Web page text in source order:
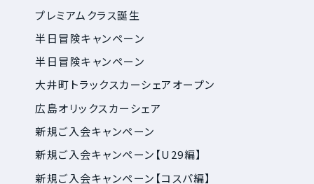
プレミアムクラス誕生
半日冒険キャンペーン
半日冒険キャンペーン
大井町トラックスカーシェアオープン
広島オリックスカーシェア
新規ご入会キャンペーン
新規ご入会キャンペーン【U29編】
新規ご入会キャンペーン【コスパ編】